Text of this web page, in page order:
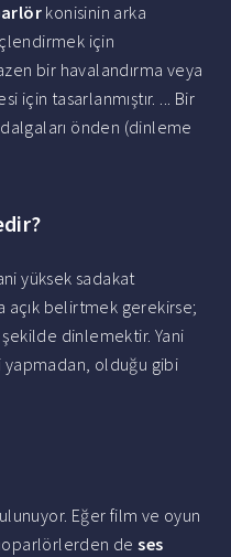
konisinin arka
için
bir havalandırma veya
için tasarlanmıştır. ... Bir
önden (dinleme
yüksek sadakat
açık belirtmek gerekirse;
dinlemektir. Yani
olduğu gibi
Eğer film ve oyun
deses